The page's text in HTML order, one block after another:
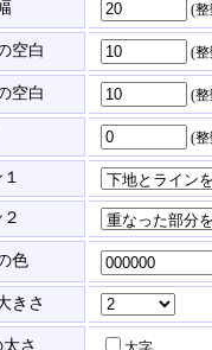
(
空白 (
空白 (
(
色
きさ
さ